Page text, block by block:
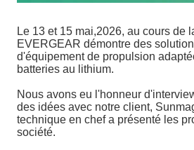
Le 13 et 15 mai,2026, au cours de
EVERGEAR démontre des
d'équipement de propulsion
batteries au lithium.
Nous avons eu l'honneur
des idées avec notre client,
technique en chef a présenté les
société.